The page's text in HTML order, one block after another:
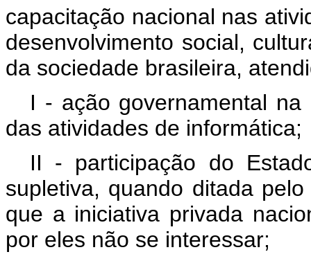
capacitação nacional nas
desenvolvimento social,
da sociedade brasileira,
I - ação governamental
das atividades de informática;
II - participação do
supletiva, quando ditada
que a iniciativa privada
por eles não se interessar;